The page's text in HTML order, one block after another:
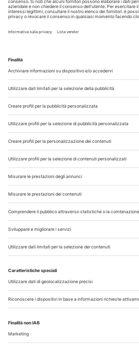
Chi Siamo
Contatti
Note Legali
Privacy
©2026 Edra S.p.a |
| Tel. 02/881841 | Sede legale: Viale
20134 Milano (Italy)
Registrazione Tribunale di Milano